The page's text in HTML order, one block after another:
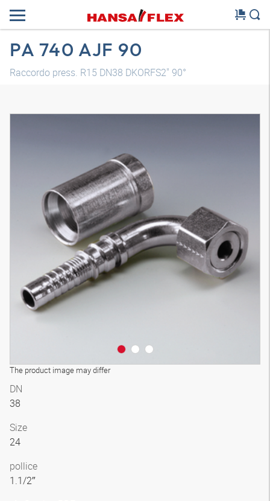
PA 740 AJF 90
Raccordo press. R15 DN38 DKORFS2" 90°
The product image may differ
Modello 3D
DN
38
Size
24
pollice
1.1/2″